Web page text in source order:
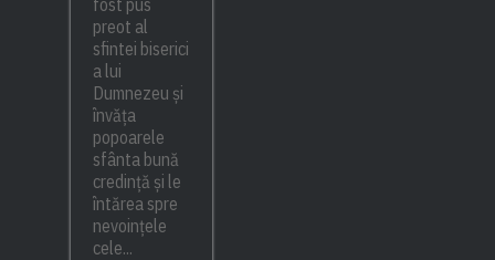
preot al
sfintei biserici
a lui
Dumnezeu și
învăța
popoarele
sfânta bună
credință și le
întărea spre
nevoințele
cele...